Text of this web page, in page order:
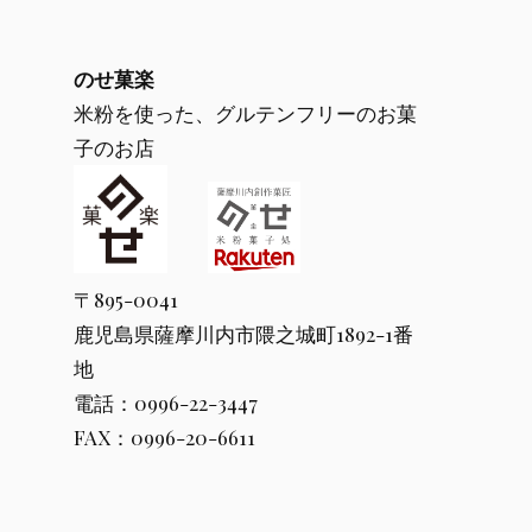
のせ菓楽
米粉を使った、グルテンフリーのお菓
子のお店
〒895-0041
鹿児島県薩摩川内市隈之城町1892-1番
地
電話：0996-22-3447
FAX：0996-20-6611